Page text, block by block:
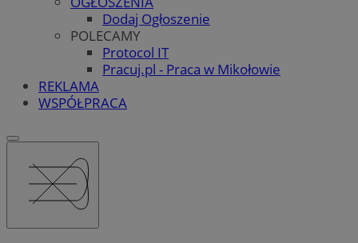
Dodaj Ogłoszenie
POLECAMY
Protocol IT
Pracuj.pl - Praca w Mikołowie
REKLAMA
WSPÓŁPRACA